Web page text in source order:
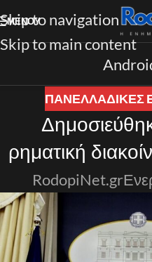
Skip to navigation
Skip to main content
ΜΕΝΟΎ
ΠΑΝΕΛΛΑΔΙΚΈΣ
ρηματική
για τις
RodopiNet.gr